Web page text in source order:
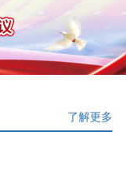
了解更多